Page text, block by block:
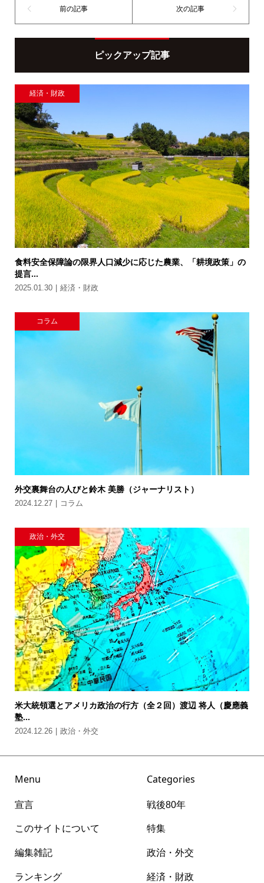
ピックアップ記事
経済・財政
食料安全保障論の限界人口減少に応じた農業、「耕境政策」の
提言...
2025.01.30 経済・財政
コラム
外交裏舞台の人びと鈴木 美勝（ジャーナリスト）
2024.12.27 コラム
政治・外交
米大統領選とアメリカ政治の行方（全２回）渡辺 将人（慶應義
塾...
2024.12.26 政治・外交
Menu
宣言
このサイトについて
編集雑記
ランキング
Categories
戦後80年
特集
政治・外交
経済・財政